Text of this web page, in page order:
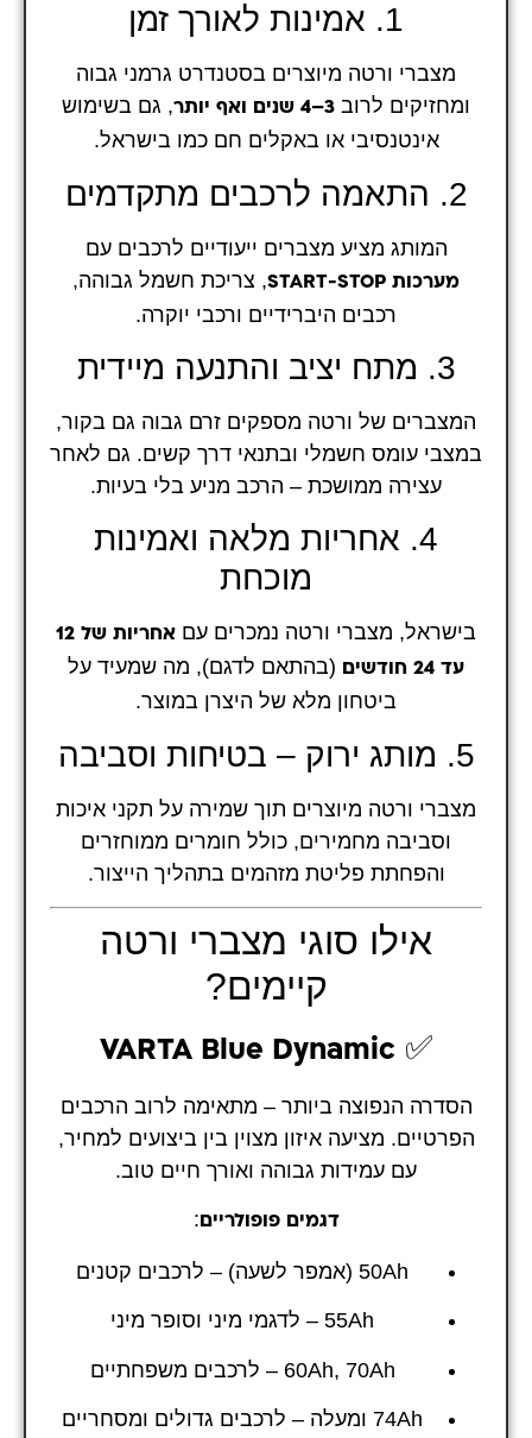
1. אמינות לאורך זמן
מצברי ורטה מיוצרים בסטנדרט גרמני גבוה
ומחזיקים לרוב 3–4 שנים ואף יותר
, גם בשימוש
אינטנסיבי או באקלים חם כמו בישראל.
2. התאמה לרכבים מתקדמים
המותג מציע מצברים ייעודיים לרכבים עם
מערכות START-STOP
, צריכת חשמל גבוהה,
רכבים היברידיים ורכבי יוקרה.
3. מתח יציב והתנעה מיידית
המצברים של ורטה מספקים זרם גבוה גם בקור,
במצבי עומס חשמלי ובתנאי דרך קשים. גם לאחר
עצירה ממושכת – הרכב מניע בלי בעיות.
4. אחריות מלאה ואמינות
מוכחת
בישראל, מצברי ורטה נמכרים עם
אחריות של 12
עד 24 חודשים
(בהתאם לדגם), מה שמעיד על
ביטחון מלא של היצרן במוצר.
5. מותג ירוק – בטיחות וסביבה
מצברי ורטה מיוצרים תוך שמירה על תקני איכות
וסביבה מחמירים, כולל חומרים ממוחזרים
והפחתת פליטת מזהמים בתהליך הייצור.
אילו סוגי מצברי ורטה
קיימים?
✅
VARTA Blue Dynamic
הסדרה הנפוצה ביותר – מתאימה לרוב הרכבים
הפרטיים. מציעה איזון מצוין בין ביצועים למחיר,
עם עמידות גבוהה ואורך חיים טוב.
דגמים פופולריים:
50Ah (אמפר לשעה) – לרכבים קטנים
55Ah – לדגמי מיני וסופר מיני
60Ah, 70Ah – לרכבים משפחתיים
74Ah ומעלה – לרכבים גדולים ומסחריים